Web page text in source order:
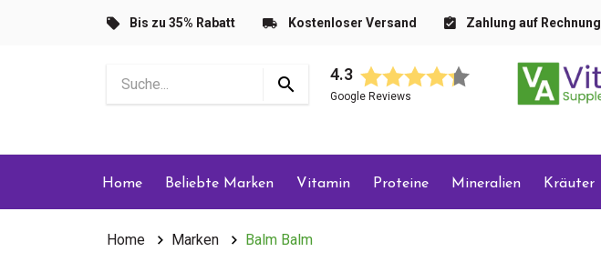
Bis zu 35% Rabatt Kostenloser Versand Zahlung auf Rechnung
4.3
Google Reviews
Home Beliebte Marken Vitamin Proteine Mineralien Kräuter
Home Marken Balm Balm